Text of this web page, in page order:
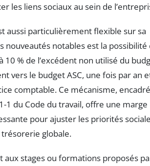
les liens sociaux au sein de
aussi particulièrement flexible sur sa
nouveautés notables est la possibilité
10 % de l’excédent non utilisé du
vers le budget ASC, une fois par an
comptable. Ce mécanisme,
1 du Code du travail, offre une marge
pour ajuster les priorités
globale.
aux stages ou formations proposés